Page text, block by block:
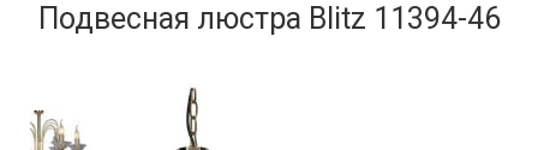
Уличные
Подвесная люстра Blitz 11394-46